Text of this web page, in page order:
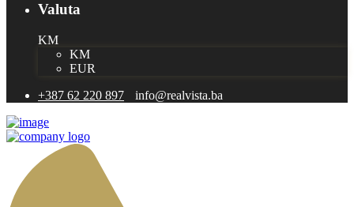
Valuta
KM
KM
EUR
+387 62 220 897
info@realvista.ba